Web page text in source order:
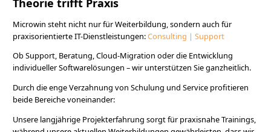
Microwin steht nicht nur für Weiterbildung, sondern auch für
praxisorientierte IT-Dienstleistungen:Consulting | Support
Ob Support, Beratung, Cloud-Migration oder die Entwicklung
individueller Softwarelösungen – wir unterstützen Sie ganzheitlich.
Durch die enge Verzahnung von Schulung und Service profitieren
beide Bereiche voneinander:
Unsere langjährige Projekterfahrung sorgt für praxisnahe Trainings,